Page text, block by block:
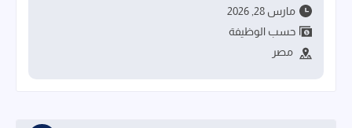
مارس 28, 2026
حسب الوظيفة
مصر